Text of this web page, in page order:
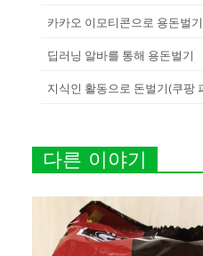
카카오 이모티콘으로 용돈벌기
딥러닝 알바를 통해 용돈벌기
지식인 활동으로 돈벌기(쿠팡
다른 이야기